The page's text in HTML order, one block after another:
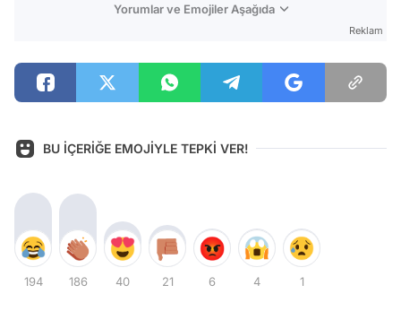
Yorumlar ve Emojiler Aşağıda
Reklam
BU İÇERİĞE EMOJİYLE TEPKİ VER!
194 186 40 21 6 4 1